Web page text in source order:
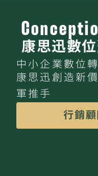
康思迅數
中小企業數位
康思迅創造新
軍推手
行銷